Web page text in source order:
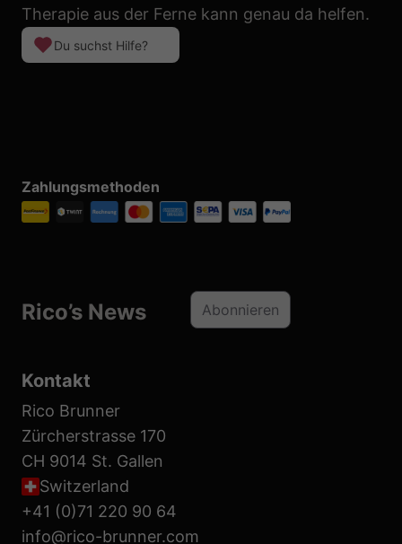
Therapie aus der Ferne kann genau da helfen.
Du suchst Hilfe?
Zahlungsmethoden
Rico’s News Abonnieren
Kontakt
Rico Brunner
Zürcherstrasse 170
CH 9014 St. Gallen
Switzerland
+41 (0)71 220 90 64
info@rico-brunner.com